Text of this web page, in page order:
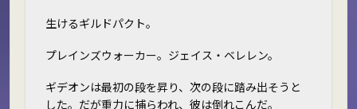
生けるギルドパクト。
プレインズウォーカー。ジェイス・ベレレン。
ギデオンは最初の段を昇り、次の段に踏み出そうと
した。だが重力に捕らわれ、彼は倒れこんだ。